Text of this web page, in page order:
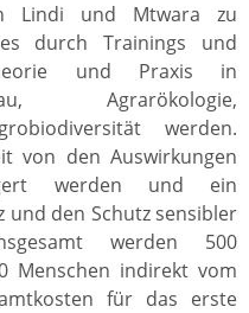
Lindi und Mtwara zu
durch Trainings und
und Praxis in
Agrarökologie,
werden.
von den Auswirkungen
werden und ein
und den Schutz sensibler
werden 500
Menschen indirekt vom
für das erste